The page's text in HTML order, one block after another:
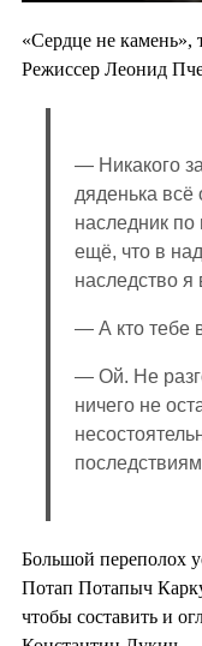
«Сердце не камень»,
Режиссер Леонид
— Никакого
дяденька всё
наследник
ещё, что в
наследство я
— А кто тебе
— Ой. Не
ничего не
Большой переполох
Потап Потапыч
чтобы составить и